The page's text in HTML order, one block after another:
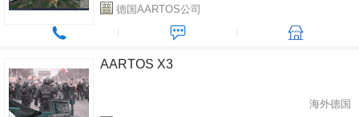
德国AARTOS公司
AARTOS X3
海外德国